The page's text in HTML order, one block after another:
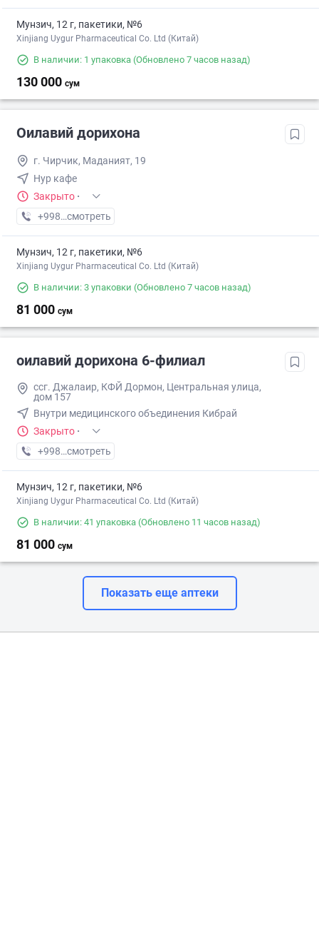
Мунзич, 12 г, пакетики, №6
Xinjiang Uygur Pharmaceutical Co. Ltd (Китай)
В наличии: 1 упаковка (Обновлено 7 часов назад)
130 000 сум
Оилавий дорихона
г. Чирчик, Маданият, 19
Нур кафе
Закрыто ·
+998 (77) XXX-XX-XX
смотреть
Мунзич, 12 г, пакетики, №6
Xinjiang Uygur Pharmaceutical Co. Ltd (Китай)
В наличии: 3 упаковки (Обновлено 7 часов назад)
81 000 сум
оилавий дорихона 6-филиал
ссг. Джалаир, КФЙ Дормон, Центральная улица,
дом 157
Внутри медицинского объединения Кибрай
Закрыто ·
+998 (87) XXX-XX-XX
смотреть
Мунзич, 12 г, пакетики, №6
Xinjiang Uygur Pharmaceutical Co. Ltd (Китай)
В наличии: 41 упаковка (Обновлено 11 часов назад)
81 000 сум
Показать еще аптеки